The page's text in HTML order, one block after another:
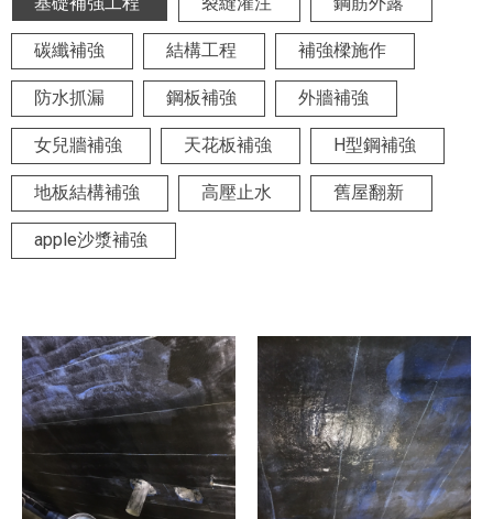
碳纖補強 結構工程 補強樑施作
防水抓漏 鋼板補強 外牆補強
女兒牆補強 天花板補強 H型鋼補強
地板結構補強 高壓止水 舊屋翻新
apple沙漿補強